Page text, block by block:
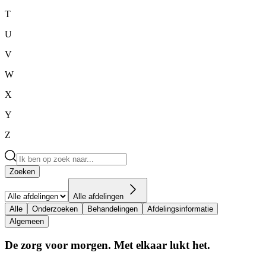
T
U
V
W
X
Y
Z
Zoeken
Alle afdelingen
Alle
Onderzoeken Behandelingen
Afdelingsinformatie
Algemeen
De zorg voor morgen. Met elkaar lukt het.